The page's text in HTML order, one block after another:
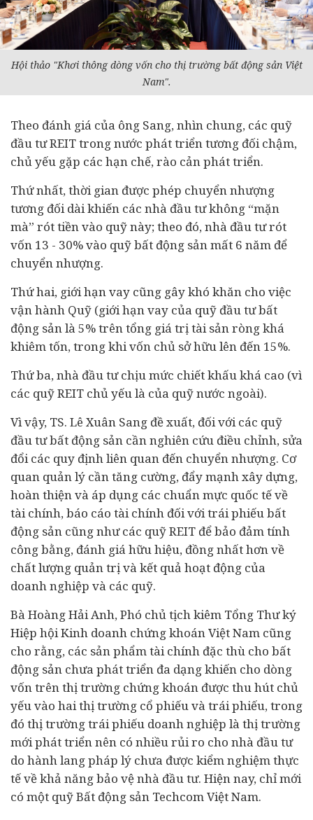
Hội thảo "Khơi thông dòng vốn cho thị trường bất động sản Việt
Nam".
Theo đánh giá của ông Sang, nhìn chung, các quỹ
đầu tư REIT trong nước phát triển tương đối chậm,
chủ yếu gặp các hạn chế, rào cản phát triển.
Thứ nhất, thời gian được phép chuyển nhượng
tương đối dài khiến các nhà đầu tư không “mặn
mà” rót tiền vào quỹ này; theo đó, nhà đầu tư rót
vốn 13 - 30% vào quỹ bất động sản mất 6 năm để
chuyển nhượng.
Thứ hai, giới hạn vay cũng gây khó khăn cho việc
vận hành Quỹ (giới hạn vay của quỹ đầu tư bất
động sản là 5% trên tổng giá trị tài sản ròng khá
khiêm tốn, trong khi vốn chủ sở hữu lên đến 15%.
Thứ ba, nhà đầu tư chịu mức chiết khấu khá cao (vì
các quỹ REIT chủ yếu là của quỹ nước ngoài).
Vì vậy, TS. Lê Xuân Sang đề xuất, đối với các quỹ
đầu tư bất động sản cần nghiên cứu điều chỉnh, sửa
đổi các quy định liên quan đến chuyển nhượng. Cơ
quan quản lý cần tăng cường, đẩy mạnh xây dựng,
hoàn thiện và áp dụng các chuẩn mực quốc tế về
tài chính, báo cáo tài chính đối với trái phiếu bất
động sản cũng như các quỹ REIT để bảo đảm tính
công bằng, đánh giá hữu hiệu, đồng nhất hơn về
chất lượng quản trị và kết quả hoạt động của
doanh nghiệp và các quỹ.
Bà Hoàng Hải Anh, Phó chủ tịch kiêm Tổng Thư ký
Hiệp hội Kinh doanh chứng khoán Việt Nam cũng
cho rằng, các sản phẩm tài chính đặc thù cho bất
động sản chưa phát triển đa dạng khiến cho dòng
vốn trên thị trường chứng khoán được thu hút chủ
yếu vào hai thị trường cổ phiếu và trái phiếu, trong
đó thị trường trái phiếu doanh nghiệp là thị trường
mới phát triển nên có nhiều rủi ro cho nhà đầu tư
do hành lang pháp lý chưa được kiểm nghiệm thực
tế về khả năng bảo vệ nhà đầu tư. Hiện nay, chỉ mới
có một quỹ Bất động sản Techcom Việt Nam.